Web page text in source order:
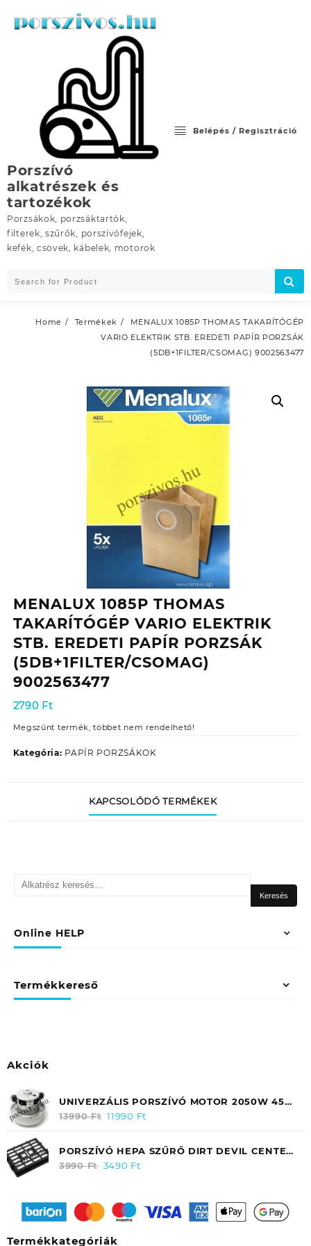
Porszívó
alkatrészek és
tartozékok
Porzsákok, porzsáktartók,
filterek, szűrők, porszívófejek,
kefék, csövek, kábelek, motorok
Belépés / Regisztráció
Home Termékek
MENALUX 1085P THOMAS TAKARÍTÓGÉP
VARIO ELEKTRIK STB. EREDETI PAPÍR PORZSÁK
(5DB+1FILTER/CSOMAG) 9002563477
MENALUX 1085P THOMAS
TAKARÍTÓGÉP VARIO ELEKTRIK
STB. EREDETI PAPÍR PORZSÁK
(5DB+1FILTER/CSOMAG)
9002563477
2790 Ft
Megszűnt termék, többet nem rendelhető!
Kategória: PAPÍR PORZSÁKOK
KAPCSOLÓDÓ TERMÉKEK
Keresés
Keresés
Online HELP
Termékkereső
Akciók
UNIVERZÁLIS PORSZÍVÓ MOTOR 2050W 45
FOKOS FELFOGATÁSSAL (CSŐRÖS) /
13990Ft Original
was:
11990 FtCurrent
PORSZÍVÓ HEPA SZŰRŐ DIRT DEVIL CENTEC
2 M2831 / M2288 (KIMENETI) 2288003
3990Ft Original
3990 Ft.
3490 FtCurrent
3490 Ft.
Termékkategóriák